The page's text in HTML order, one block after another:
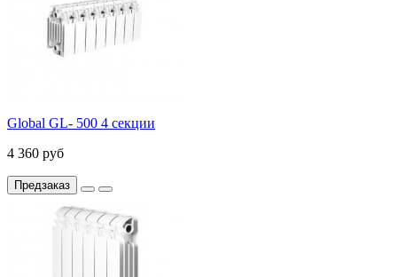
Global GL- 500 4 секции
4 360 руб
Предзаказ